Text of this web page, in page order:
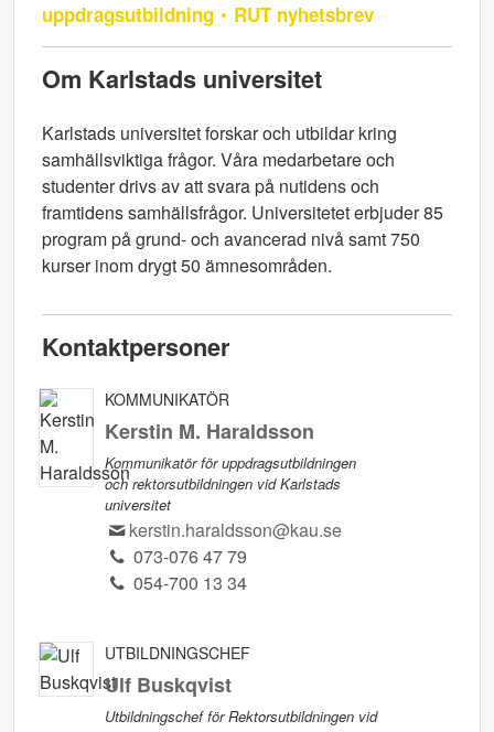
uppdragsutbildning
RUT nyhetsbrev
Om Karlstads universitet
Karlstads universitet forskar och utbildar kring
samhällsviktiga frågor. Våra medarbetare och
studenter drivs av att svara på nutidens och
framtidens samhällsfrågor. Universitetet erbjuder 85
program på grund- och avancerad nivå samt 750
kurser inom drygt 50 ämnesområden.
Kontaktpersoner
KOMMUNIKATÖR
Kerstin M. Haraldsson
Kommunikatör för uppdragsutbildningen
och rektorsutbildningen vid Karlstads
universitet
kerstin.haraldsson@kau.se
073-076 47 79
054-700 13 34
UTBILDNINGSCHEF
Ulf Buskqvist
Utbildningschef för Rektorsutbildningen vid